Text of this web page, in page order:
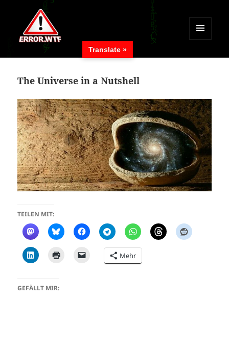
MENÜ
WIDGETS
The Universe in a Nutshell
TEILEN MIT:
Mehr
GEFÄLLT MIR:
Translate »